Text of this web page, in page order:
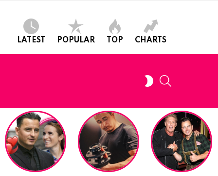
LATEST POPULAR TOP CHARTS
SWITCH
SKIN